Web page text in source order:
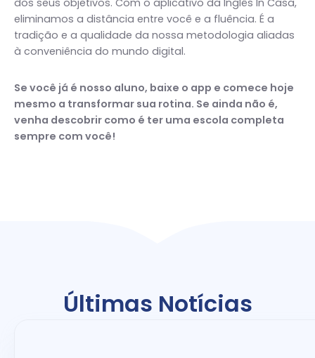
dos seus objetivos. Com o aplicativo da Inglês In Casa,
eliminamos a distância entre você e a fluência. É a
tradição e a qualidade da nossa metodologia aliadas
à conveniência do mundo digital.
Se você já é nosso aluno, baixe o app e comece hoje
mesmo a transformar sua rotina. Se ainda não é,
venha descobrir como é ter uma escola completa
sempre com você!
Últimas Notícias